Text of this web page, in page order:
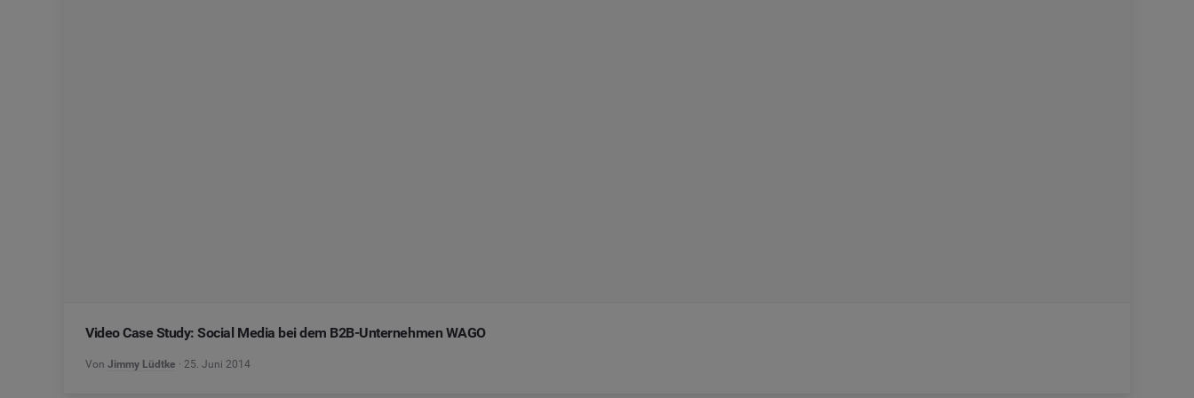
Video Case Study: Social Media bei dem B2B-Unternehmen WAGO
Von Jimmy Lüdtke 25. Juni 2014